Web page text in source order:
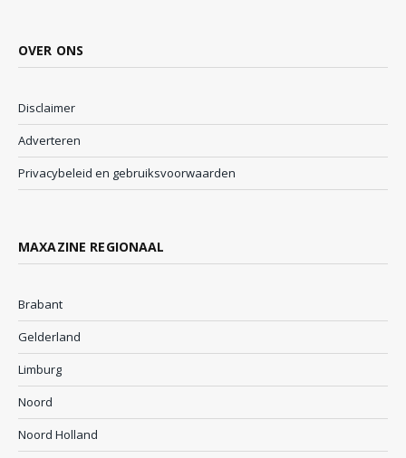
OVER ONS
Disclaimer
Adverteren
Privacybeleid en gebruiksvoorwaarden
MAXAZINE REGIONAAL
Brabant
Gelderland
Limburg
Noord
Noord Holland